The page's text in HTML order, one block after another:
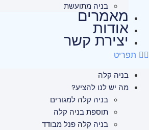
בניה מתועשת
מאמרים
אודות
יצירת קשר
תפריט
בניה קלה
מה יש לנו להציע?
בניה קלה למגורים
תוספת בניה קלה
בניה קלה פנל מבודד